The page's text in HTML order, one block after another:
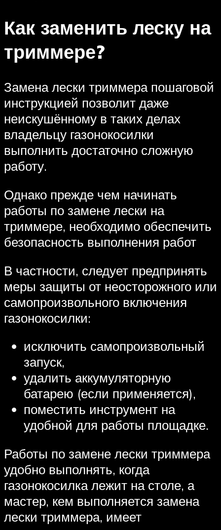
Как заменить леску на
триммере?
Замена лески триммера пошаговой
инструкцией позволит даже
неискушённому в таких делах
владельцу газонокосилки
выполнить достаточно сложную
работу.
Однако прежде чем начинать
работы по замене лески на
триммере, необходимо обеспечить
безопасность выполнения работ
В частности, следует предпринять
меры защиты от неосторожного или
самопроизвольного включения
газонокосилки:
исключить самопроизвольный
запуск,
удалить аккумуляторную
батарею (если применяется),
поместить инструмент на
удобной для работы площадке.
Работы по замене лески триммера
удобно выполнять, когда
газонокосилка лежит на столе, а
мастер, кем выполняется замена
лески триммера, имеет